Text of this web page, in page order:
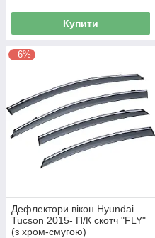
Купити
–6%
Дефлектори вікон Hyundai
Tucson 2015- П/К скотч "FLY"
(з хром-смугою)